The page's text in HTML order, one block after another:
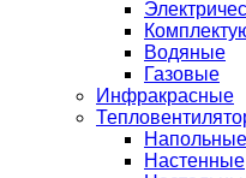
Водяные
Газовые
Инфракрасные
Напольные
Настенные